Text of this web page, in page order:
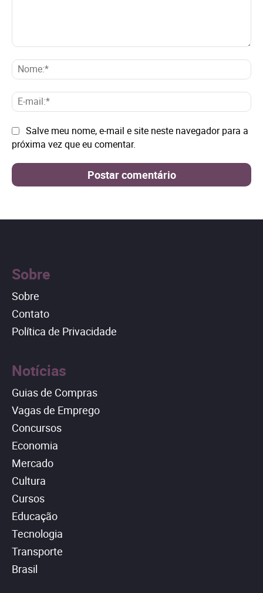
E-
Site: Salve meu nome, e-mail e site neste navegador para a
próxima vez que eu comentar.
Sobre
Sobre
Contato
Política de Privacidade
Notícias
Guias de Compras
Vagas de Emprego
Concursos
Economia
Mercado
Cultura
Cursos
Educação
Tecnologia
Transporte
Brasil